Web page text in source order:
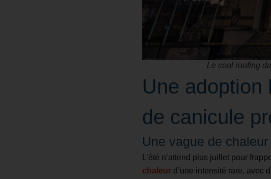
Le cool roofing
Une adoption
de canicule
Une vague de
L’été n’attend plus juillet pour
chaleur d’une intensité rare, avec